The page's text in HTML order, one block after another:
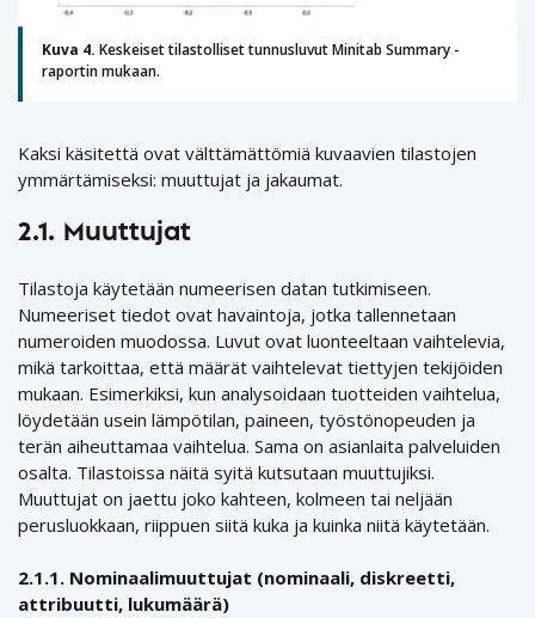
Kuva 4. Keskeiset tilastolliset tunnusluvut Minitab Summary -
raportin mukaan.
Kaksi käsitettä ovat välttämättömiä kuvaavien tilastojen
ymmärtämiseksi: muuttujat ja jakaumat.
2.1. Muuttujat
Tilastoja käytetään numeerisen datan tutkimiseen.
Numeeriset tiedot ovat havaintoja, jotka tallennetaan
numeroiden muodossa. Luvut ovat luonteeltaan vaihtelevia,
mikä tarkoittaa, että määrät vaihtelevat tiettyjen tekijöiden
mukaan. Esimerkiksi, kun analysoidaan tuotteiden vaihtelua,
löydetään usein lämpötilan, paineen, työstönopeuden ja
terän aiheuttamaa vaihtelua. Sama on asianlaita palveluiden
osalta. Tilastoissa näitä syitä kutsutaan muuttujiksi.
Muuttujat on jaettu joko kahteen, kolmeen tai neljään
perusluokkaan, riippuen siitä kuka ja kuinka niitä käytetään.
2.1.1. Nominaalimuuttujat (nominaali, diskreetti,
attribuutti, lukumäärä)